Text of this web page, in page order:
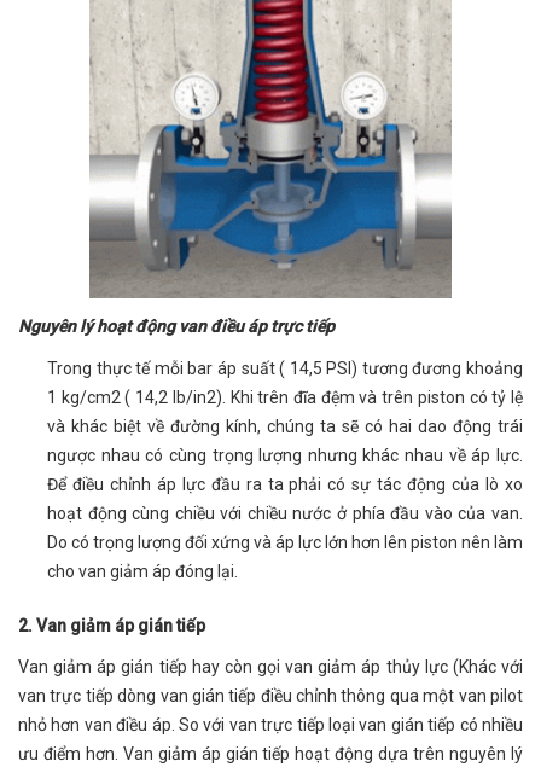
Nguyên lý hoạt động van điều áp trực tiếp
Trong thực tế mỗi bar áp suất ( 14,5 PSI) tương đương khoảng
1 kg/cm2 ( 14,2 Ib/in2). Khi trên đĩa đệm và trên piston có tỷ lệ
và khác biệt về đường kính, chúng ta sẽ có hai dao động trái
ngược nhau có cùng trọng lượng nhưng khác nhau về áp lực.
Để điều chỉnh áp lực đầu ra ta phải có sự tác động của lò xo
hoạt động cùng chiều với chiều nước ở phía đầu vào của van.
Do có trọng lượng đối xứng và áp lực lớn hơn lên piston nên làm
cho van giảm áp đóng lại.
2. Van giảm áp gián tiếp
Van giảm áp gián tiếp hay còn gọi van giảm áp thủy lực (Khác với
van trực tiếp dòng van gián tiếp điều chỉnh thông qua một van pilot
nhỏ hơn van điều áp. So với van trực tiếp loại van gián tiếp có nhiều
ưu điểm hơn. Van giảm áp gián tiếp hoạt động dựa trên nguyên lý